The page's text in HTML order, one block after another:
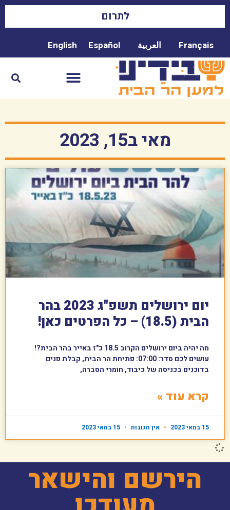
לתרום
Français العربية Español
English
מאי ב15, 2023
יום ירושלים תשפ"ג 2023 בהר
הבית (18.5) – כל הפרטים כאן!
מה יהיה ביום ירושלים הקרוב 18.5 כ"ז באייר בהר הבית?!
עושים לכם סדר: 07:00: פתיחת הר הבית, קבלת פנים
בדוכנים בכניסה של כיבוד, חומרי הסברה,
קרא עוד »
15 במאי 2023 אין תגובות
הירשם והישאר